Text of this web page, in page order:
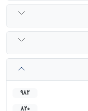
982
820